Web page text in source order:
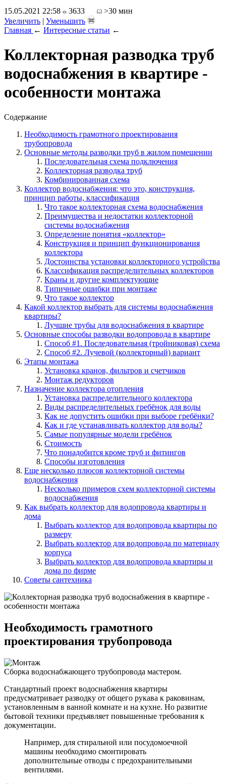
15.05.2021 22:58
3633
>30 мин
Увеличить | Уменьшить
Главная ← Интересные статьи ←
Коллекторная разводка труб
водоснабжения в квартире -
особенности монтажа
Содержание
Необходимость грамотного проектирования
трубопровода
Основные методы разводки труб в жилом помещении
Последовательная схема подключения
Коллекторная разводка труб
Комбинированная схема
Коллектор водоснабжения: что это, конструкция,
принцип работы, классификация
Что такое коллекторная схема водоснабжения
Преимущества и недостатки коллекторной
системы водоснабжения
Определение понятия «коллектор»
Конструкция и принцип функционирования
коллектора
Достоинства установки коллекторного устройства
Классификация распределительных коллекторов
Краны и другие комплектующие
Типичные ошибки при монтаже
Что такое коллектор
Какой коллектор выбрать для системы водоснабжения
квартиры?
Лучшие трубы для водоснабжения в квартире
Основные способы разводки водопровода в квартире
Способ #1. Последовательная (тройниковая) схема
Способ #2. Лучевой (коллекторный) вариант
Этапы монтажа
Установка кранов, фильтров и счетчиков
Монтаж редукторов
Назначение коллектора отопления
Установка распределительного коллектора
Виды распределительных гребёнок для воды
Как не допустить ошибки при выборе гребёнки?
Как и где устанавливать коллектор для воды?
Самые популярные модели гребёнок
Стоимость
Что понадобится кроме труб и фитингов
Способы изготовления
Еще несколько плюсов коллекторной системы
водоснабжения
Несколько примеров схем коллекторной системы
водоснабжения
Как выбрать коллектор для водопровода квартиры и
дома
Выбрать коллектор для водопровода квартиры по
размеру
Выбрать коллектор для водопровода по материалу
корпуса
Выбрать коллектор для водопровода квартиры и
дома по фирме
Советы сантехника
Необходимость грамотного
проектирования трубопровода
Сборка водоснабжающего трубопровода мастером.
Стандартный проект водоснабжения квартиры
предусматривает разводку от общего рукава к раковинам,
установленным в ванной комнате и на кухне. Но развитие
бытовой техники предъявляет повышенные требования к
документации.
Например, для стиральной или посудомоечной
машины необходимо смонтировать
дополнительные отводы с предохранительными
вентилями.